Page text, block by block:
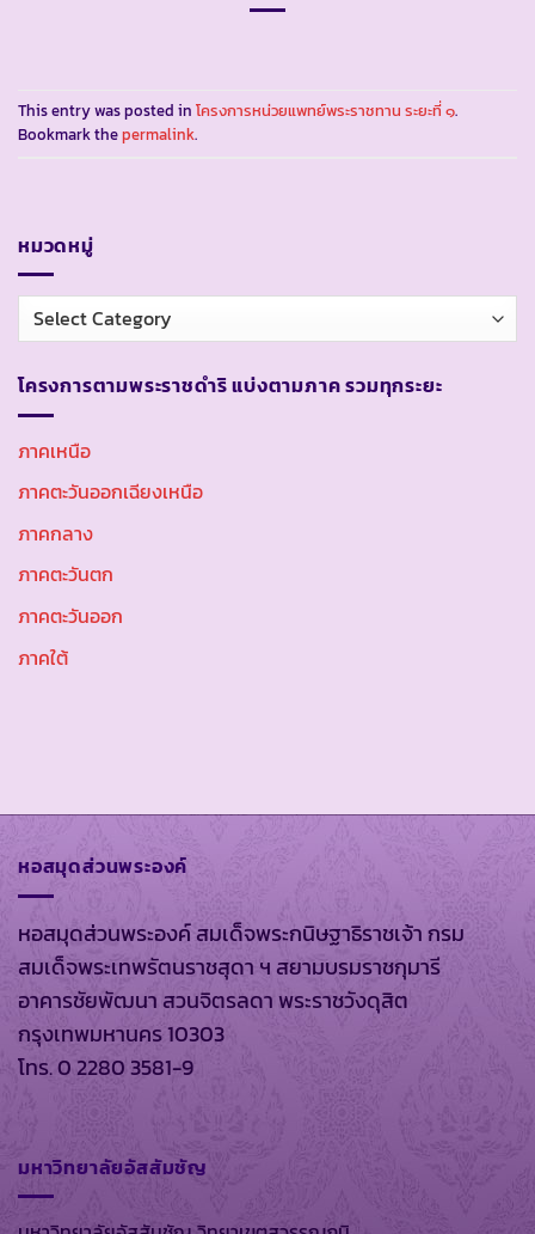
This entry was posted in โครงการหน่วยแพทย์พระราชทาน ระยะที่ ๑.
Bookmark thepermalink.
หมวดหมู่
หมวด
หมู่
โครงการตามพระราชดำริ แบ่งตามภาค รวมทุกระยะ
ภาคเหนือ
ภาคตะวันออกเฉียงเหนือ
ภาคกลาง
ภาคตะวันตก
ภาคตะวันออก
ภาคใต้
หอสมุดส่วนพระองค์
หอสมุดส่วนพระองค์ สมเด็จพระกนิษฐาธิราชเจ้า กรม
สมเด็จพระเทพรัตนราชสุดา ฯ สยามบรมราชกุมารี
อาคารชัยพัฒนา สวนจิตรลดา พระราชวังดุสิต
กรุงเทพมหานคร 10303
โทร. 0 2280 3581-9
มหาวิทยาลัยอัสสัมชัญ